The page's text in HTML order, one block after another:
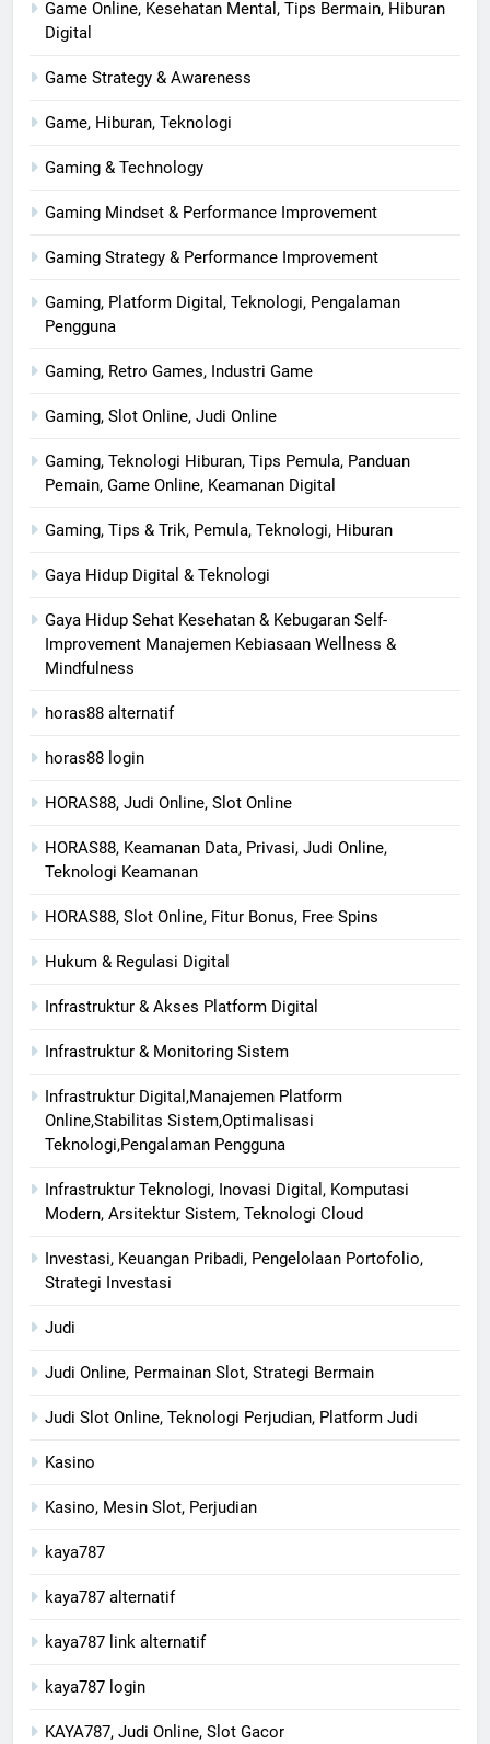
Game Online, Kesehatan Mental, Tips Bermain, Hiburan
Digital
Game Strategy & Awareness
Game, Hiburan, Teknologi
Gaming & Technology
Gaming Mindset & Performance Improvement
Gaming Strategy & Performance Improvement
Gaming, Platform Digital, Teknologi, Pengalaman
Pengguna
Gaming, Retro Games, Industri Game
Gaming, Slot Online, Judi Online
Gaming, Teknologi Hiburan, Tips Pemula, Panduan
Pemain, Game Online, Keamanan Digital
Gaming, Tips & Trik, Pemula, Teknologi, Hiburan
Gaya Hidup Digital & Teknologi
Gaya Hidup Sehat Kesehatan & Kebugaran Self-
Improvement Manajemen Kebiasaan Wellness &
Mindfulness
horas88 alternatif
horas88 login
HORAS88, Judi Online, Slot Online
HORAS88, Keamanan Data, Privasi, Judi Online,
Teknologi Keamanan
HORAS88, Slot Online, Fitur Bonus, Free Spins
Hukum & Regulasi Digital
Infrastruktur & Akses Platform Digital
Infrastruktur & Monitoring Sistem
Infrastruktur Digital,Manajemen Platform
Online,Stabilitas Sistem,Optimalisasi
Teknologi,Pengalaman Pengguna
Infrastruktur Teknologi, Inovasi Digital, Komputasi
Modern, Arsitektur Sistem, Teknologi Cloud
Investasi, Keuangan Pribadi, Pengelolaan Portofolio,
Strategi Investasi
Judi
Judi Online, Permainan Slot, Strategi Bermain
Judi Slot Online, Teknologi Perjudian, Platform Judi
Kasino
Kasino, Mesin Slot, Perjudian
kaya787
kaya787 alternatif
kaya787 link alternatif
kaya787 login
KAYA787, Judi Online, Slot Gacor